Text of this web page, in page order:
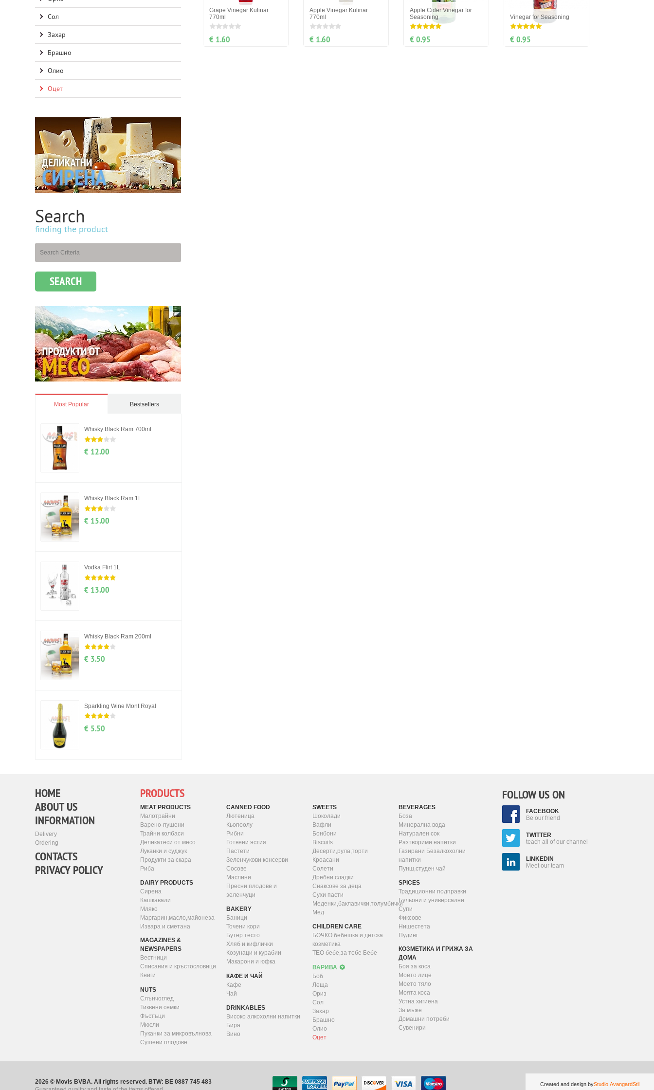
Сол
Захар
Брашно
Олио
Оцет
Search
finding the product
SEARCH
Most Popular Bestsellers
Whisky Black Ram 700ml
€ 12.00
Whisky Black Ram 1L
€ 15.00
Vodka Flirt 1L
€ 13.00
Whisky Black Ram 200ml
€ 3.50
Sparkling Wine Mont Royal
€ 5.50
Grape Vinegar Kulinar
770ml
€ 1.60
Apple Vinegar Kulinar
770ml
€ 1.60
Apple Cider Vinegar for
Seasoning
€ 0.95
Vinegar for Seasoning
€ 0.95
HOME
ABOUT US
INFORMATION
Delivery
Ordering
CONTACTS
PRIVACY POLICY
PRODUCTS
MEAT PRODUCTS
Малотрайни
Варено-пушени
Трайни колбаси
Деликатеси от месо
Луканки и суджук
Продукти за скара
Риба
DAIRY PRODUCTS
Сирена
Кашкавали
Мляко
Маргарин,масло,майонеза
Извара и сметана
MAGAZINES &
NEWSPAPERS
Вестници
Списания и кръстословици
Книги
NUTS
Слънчоглед
Тиквени семки
Фъстъци
Мюсли
Пуканки за микровълнова
Сушени плодове
CANNED FOOD
Лютеница
Кьопоолу
Рибни
Готвени ястия
Пастети
Зеленчукови консерви
Сосове
Маслини
Пресни плодове и
зеленчуци
BAKERY
Баници
Точени кори
Бутер тесто
Хляб и кифлички
Козунаци и курабии
Макарони и юфка
КАФЕ И ЧАЙ
Кафе
Чай
DRINKABLES
Високо алкохолни напитки
Бира
Вино
SWEETS
Шоколади
Вафли
Бонбони
Biscuits
Десерти,рула,торти
Кроасани
Солети
Дребни сладки
Снаксове за деца
Сухи пасти
Меденки,баклавички,толумбички
Мед
CHILDREN CARE
БОЧКО бебешка и детска
козметика
ТЕО бебе,за тебе Бебе
ВАРИВА
Боб
Леща
Ориз
Сол
Захар
Брашно
Олио
Оцет
BEVERAGES
Боза
Минерална вода
Натурален сок
Разтворими напитки
Газирани Безалкохолни
напитки
Пунш,студен чай
SPICES
Традиционни подправки
Бульони и универсални
Супи
Фиксове
Нишестета
Пудинг
КОЗМЕТИКА И ГРИЖА ЗА
ДОМА
Боя за коса
Моето лице
Моето тяло
Моята коса
Устна хигиена
За мъже
Домашни потреби
Сувенири
FOLLOW US ON
FACEBOOK
Be our friend
TWITTER
teach all of our channel
LINKEDIN
Meet our team
2026 © Movis BVBA. All rights reserved. BTW: BE 0887 745 483
Created and design byStudio AvangardStil